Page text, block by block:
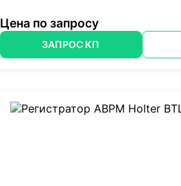
Цена по запросу
ЗАПРОС КП